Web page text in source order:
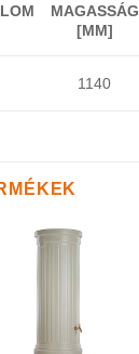
MAGASSÁG
[MM]
1140